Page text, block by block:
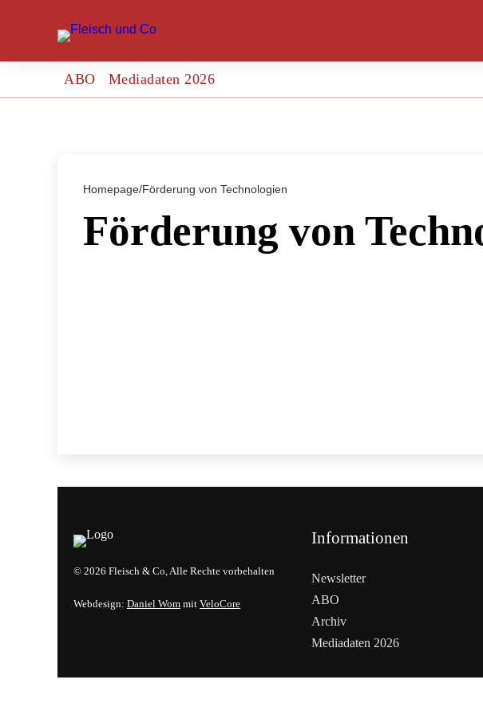
ABO Mediadaten 2026
Homepage/Förderung von Technologien
Förderung von
© 2026 Fleisch & Co, Alle Rechte vorbehalten
Webdesign: Daniel Wom mit VeloCore
Informationen
Newsletter
ABO
Archiv
Mediadaten 2026